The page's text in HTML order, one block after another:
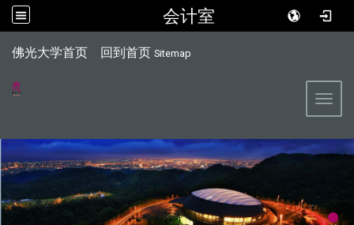
会计室
佛光大学首页 回到首页 Sitemap